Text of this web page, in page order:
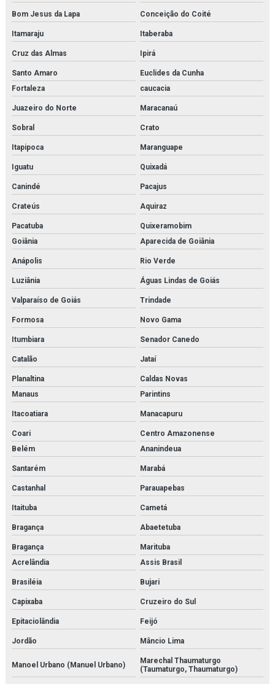
Revendedora de filtro de cartucho
Revendedora de filtro coalescente
Revendedora de filtro finite
Revendedora de filtro hidráulico racor
Revendedora de purificador para sistema de ar de respiração
Revendedora de sistema multi barreira para filtração de co2
Rk22610
Sa 1508
Sauer danfoss
Secador de ar comprimido por absorção
Secador de ar comprimido por adsorção
Secador de ar comprimido por adsorção orçamento
Secador de ar comprimido orçamento
Secador de ar comprimido por refrigeração
Secador de ar comprimido por refrigeração orçamento
Secador de ar parker
Secador parker
Separador de combustível
Separador de condensado
Serviço de inspeção e adequação à norma nr13
Serviço de inspeção de caldeiras
Serviço de inspeção de vasos de pressão
Serviço de instalação de caldeira
Serviço de instalação de trocadores de calor
Serviço de isolamento térmico
Serviço de limpeza química de trocador de calor
Bom Jesus da Lapa Conceição do Coité
Itamaraju Itaberaba
Cruz das Almas Ipirá
Santo Amaro
Euclides da Cunha
Fortaleza
caucacia
Juazeiro do Norte Maracanaú
Sobral Crato
Itapipoca Maranguape
Iguatu Quixadá
Canindé Pacajus
Crateús Aquiraz
Pacatuba
Quixeramobim
Goiânia
Aparecida de Goiânia
Anápolis Rio Verde
Luziânia Águas Lindas de Goiás
Valparaíso de Goiás Trindade
Formosa Novo Gama
Itumbiara Senador Canedo
Catalão Jataí
Planaltina
Caldas Novas
Manaus
Parintins
Itacoatiara Manacapuru
Coari
Centro Amazonense
Belém
Ananindeua
Santarém Marabá
Castanhal Parauapebas
Itaituba Cametá
Bragança Abaetetuba
Bragança
Marituba
Acrelândia
Assis Brasil
Brasiléia Bujari
Capixaba Cruzeiro do Sul
Epitaciolândia Feijó
Jordão Mâncio Lima
Manoel Urbano (Manuel Urbano)
Marechal Thaumaturgo
(Taumaturgo, Thaumaturgo)